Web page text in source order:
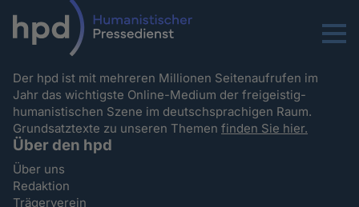
Menu
Der hpd ist mit mehreren Millionen Seitenaufrufen im
Jahr das wichtigste Online-Medium der freigeistig-
humanistischen Szene im deutschsprachigen Raum.
Grundsatztexte zu unseren Themenfinden Sie hier.
Über den hpd
Über uns
Redaktion
Trägerverein